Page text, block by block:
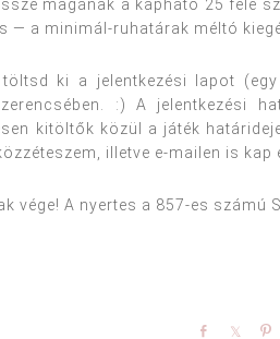
magának a kapható 25 féle
— a minimál-ruhatárak méltó
ki a jelentkezési lapot
:) A jelentkezési
kitöltők közül a játék
illetve e-mailen is kap
vége! A nyertes a 857-es számú
Share Share